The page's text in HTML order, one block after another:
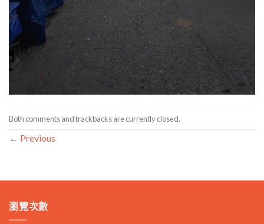
Both comments and trackbacks are currently closed.
← Previous
瀏覽次數